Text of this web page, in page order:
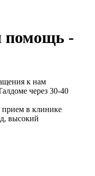
помощь -
к нам
через 30-40
прием в клинике
высокий